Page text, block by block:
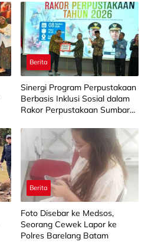
Berita
Sinergi Program Perpustakaan
Berbasis Inklusi Sosial dalam
Rakor Perpustakaan Sumbar
Berita
Foto Disebar ke Medsos,
Seorang Cewek Lapor ke
Polres Barelang Batam